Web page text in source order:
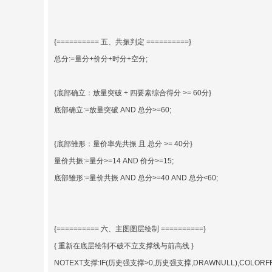
{========== 五、共振判定 ==========}
总分:=量分+价分+时分+空分;
{底部确立：放量突破 + 四要素综合得分 >= 60分}
底部确立:=放量突破 AND 总分>=60;
{底部雏形：量价率先共振 且 总分 >= 40分}
量价共振:=量分>=14 AND 价分>=15;
底部雏形:=量价共振 AND 总分>=40 AND 总分<60;
{========== 六、主图图层绘制 ==========}
{ 重新在底层绘制不破不立支撑线与前高线 }
NOTEXT支撑:IF(历史强支撑>0,历史强支撑